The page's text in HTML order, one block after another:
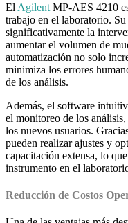
El Agilent MP-AES 4210
trabajo en el laboratorio.
significativamente la
aumentar el volumen de
automatización no solo
minimiza los errores
de los análisis.
Además, el software
el monitoreo de los
los nuevos usuarios.
pueden realizar ajustes y
capacitación extensa, lo
instrumento en el
Reducción de Costos